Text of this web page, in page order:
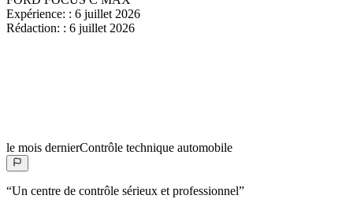
Expérience: : 6 juillet 2026
Rédaction: : 6 juillet 2026
le mois dernierContrôle technique automobile
“Un centre de contrôle sérieux et professionnel”